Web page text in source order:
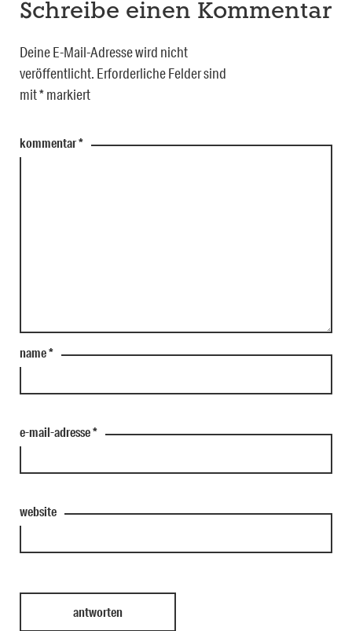
Schreibe einen Kommentar
Deine E-Mail-Adresse wird nicht
veröffentlicht. Erforderliche Felder sind
mit*markiert
kommentar*
name*
e-mail-adresse*
website